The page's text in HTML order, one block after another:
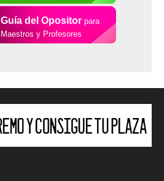
Guía del Opositor para
Maestros y Profesores